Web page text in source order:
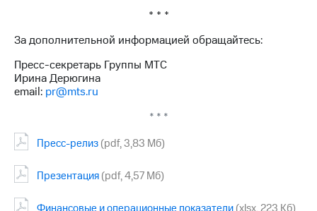
* * *
За дополнительной информацией обращайтесь:
Пресс-секретарь Группы МТС
Ирина Дерюгина
email: pr@mts.ru
* * *
Пресс-релиз(pdf,3,83 Мб)
Презентация(pdf, 4,57 Мб)